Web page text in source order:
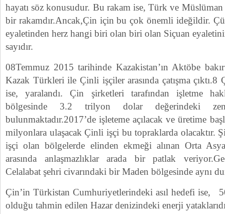
hayatı söz konusudur. Bu rakam ise, Türk ve
bir rakamdır.Ancak,Çin için bu çok önemli ideğildir.
eyaletinden herz hangi biri olan biri olan Siçuan
sayıdır.
08Temmuz 2015 tarihinde Kazakistan’ın Aktöbe
Kazak Türkleri ile Çinli işçiler arasında çatışma
ise, yaralandı. Çin şirketleri tarafından işletme
bölgesinde 3.2 trilyon dolar değerindeki
bulunmaktadır.2017’de işleteme açılacak ve üretime
milyonlara ulaşacak Çinli işçi bu topraklarda olacaktır.
işçi olan bölgelerde elinden ekmeği alınan Orta
arasında anlaşmazlıklar arada bir patlak
Celalabat şehri civarındaki bir Maden bölgesinde aynı
Çin’in Türkistan Cumhuriyetlerindeki asıl hedefi ise,
olduğu tahmin edilen Hazar denizindeki enerji